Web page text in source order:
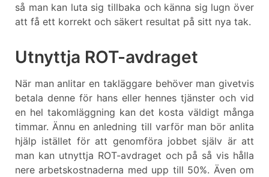
så man kan luta sig tillbaka och känna sig lugn över
att få ett korrekt och säkert resultat på sitt nya tak.
Utnyttja ROT-avdraget
När man anlitar en takläggare behöver man givetvis
betala denne för hans eller hennes tjänster och vid
en hel takomläggning kan det kosta väldigt många
timmar. Ännu en anledning till varför man bör anlita
hjälp istället för att genomföra jobbet själv är att
man kan utnyttja ROT-avdraget och på så vis hålla
nere arbetskostnaderna med upp till 50%. Även om